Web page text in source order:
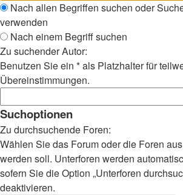
Nach allen Begriffen suchen oder
verwenden
Nach einem Begriff suchen
Zu suchender Autor:
Benutzen Sie ein * als Platzhalter für
Übereinstimmungen.
Suchoptionen
Zu durchsuchende Foren:
Wählen Sie das Forum oder die Foren
werden soll. Unterforen werden
sofern Sie die Option „Unterforen
deaktivieren.